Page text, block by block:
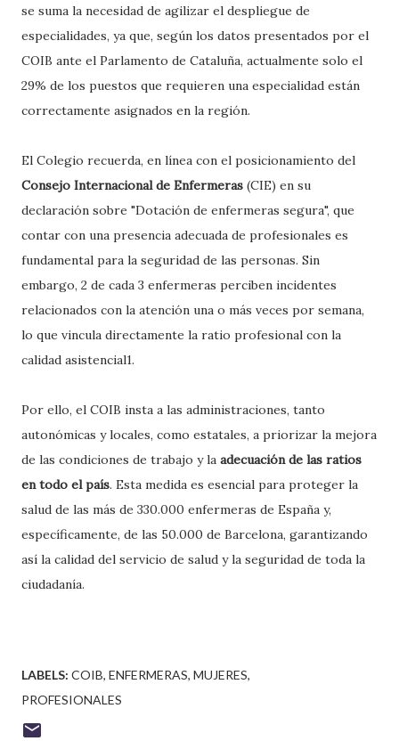
se suma la necesidad de agilizar el despliegue de
especialidades, ya que, según los datos presentados por el
COIB ante el Parlamento de Cataluña, actualmente solo el
29% de los puestos que requieren una especialidad están
correctamente asignados en la región.
El Colegio recuerda, en línea con el posicionamiento del
Consejo Internacional de Enfermeras (CIE) en su
declaración sobre "Dotación de enfermeras segura", que
contar con una presencia adecuada de profesionales es
fundamental para la seguridad de las personas. Sin
embargo, 2 de cada 3 enfermeras perciben incidentes
relacionados con la atención una o más veces por semana,
lo que vincula directamente la ratio profesional con la
calidad asistencial1.
Por ello, el COIB insta a las administraciones, tanto
autonómicas y locales, como estatales, a priorizar la mejora
de las condiciones de trabajo y la adecuación de las ratios
en todo el país. Esta medida es esencial para proteger la
salud de las más de 330.000 enfermeras de España y,
específicamente, de las 50.000 de Barcelona, garantizando
así la calidad del servicio de salud y la seguridad de toda la
ciudadanía.
LABELS: COIB ENFERMERAS MUJERES
PROFESIONALES